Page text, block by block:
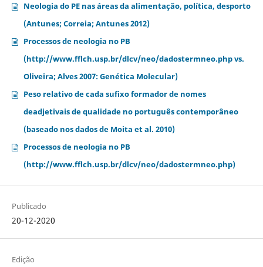
Neologia do PE nas áreas da alimentação, política, desporto
(Antunes; Correia; Antunes 2012)
Processos de neologia no PB
(http://www.fflch.usp.br/dlcv/neo/dadostermneo.php vs.
Oliveira; Alves 2007: Genética Molecular)
Peso relativo de cada sufixo formador de nomes
deadjetivais de qualidade no português contemporâneo
(baseado nos dados de Moita et al. 2010)
Processos de neologia no PB
(http://www.fflch.usp.br/dlcv/neo/dadostermneo.php)
Publicado
20-12-2020
Edição